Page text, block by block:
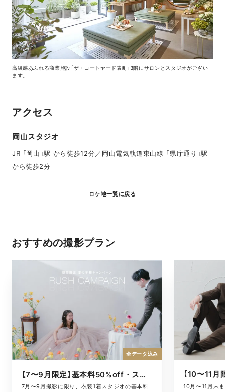
高級感あふれる商業施設「ザ・コートヤード表町」3階にサロンとスタジオがござい
ます。
アクセス
岡山スタジオ
JR 「岡山」駅 から徒歩12分／岡山電気軌道東山線 「県庁通り」駅
から徒歩2分
ロケ地一覧に戻る
おすすめの撮影プラン
【7〜9月限定】基本料50%off・スタジオキャンペーン
7月〜9月撮影に限り、衣装1着スタジオの基本料
全データ込み
10月〜11月末